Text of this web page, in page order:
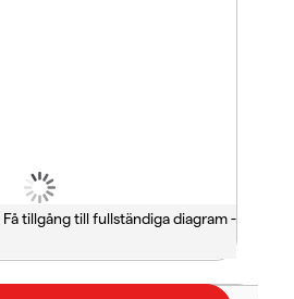
Få tillgång till fullständiga diagram -